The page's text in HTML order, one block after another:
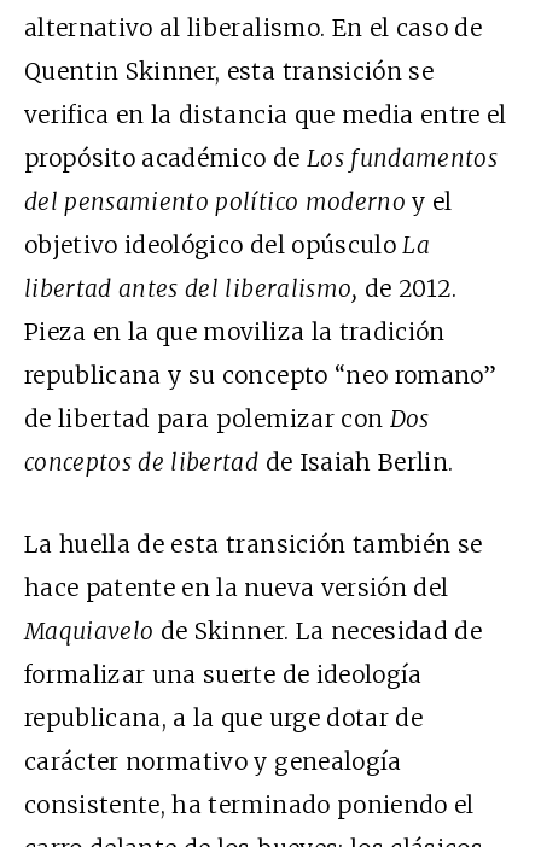
alternativo al liberalismo. En el caso de
Quentin Skinner, esta transición se
verifica en la distancia que media entre el
propósito académico de Los fundamentos
del pensamiento político modernoy el
objetivo ideológico del opúsculoLa
libertad antes del liberalismo, de 2012.
Pieza en la que moviliza la tradición
republicana y su concepto “neo romano”
de libertad para polemizar con Dos
conceptos de libertad de Isaiah Berlin.
La huella de esta transición también se
hace patente en la nueva versión del
Maquiavelo de Skinner. La necesidad de
formalizar una suerte de ideología
republicana, a la que urge dotar de
carácter normativo y genealogía
consistente, ha terminado poniendo el